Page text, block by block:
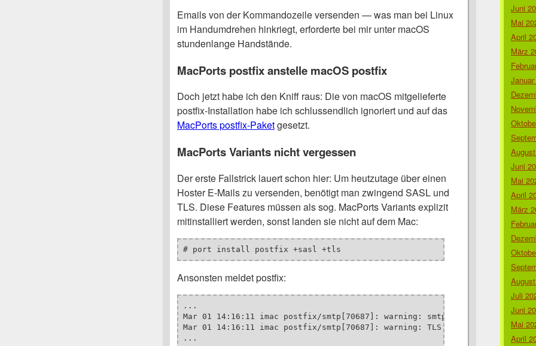
Emails von der Kommandozeile versenden — was man bei Linux
im Handumdrehen hinkriegt, erforderte bei mir unter macOS
stundenlange Handstände.
MacPorts postfix anstelle macOS postfix
Doch jetzt habe ich den Kniff raus: Die von macOS mitgelieferte
postfix-Installation habe ich schlussendlich ignoriert und auf das
MacPorts postfix-Paketgesetzt.
MacPorts Variants nicht vergessen
Der erste Fallstrick lauert schon hier: Um heutzutage über einen
Hoster E-Mails zu versenden, benötigt man zwingend SASL und
TLS. Diese Features müssen als sog. MacPorts Variants explizit
mitinstalliert werden, sonst landen sie nicht auf dem Mac:
# port install postfix +sasl +tls
Ansonsten meldet postfix:
...
Mar 01 14:16:11 imac postfix/smtp[70687]: warning:
Mar 01 14:16:11 imac postfix/smtp[70687]: warning: TLS has been
...
Juni
Mai
April
März
Juni
Mai
April
März
Juli
Juni
Mai
April